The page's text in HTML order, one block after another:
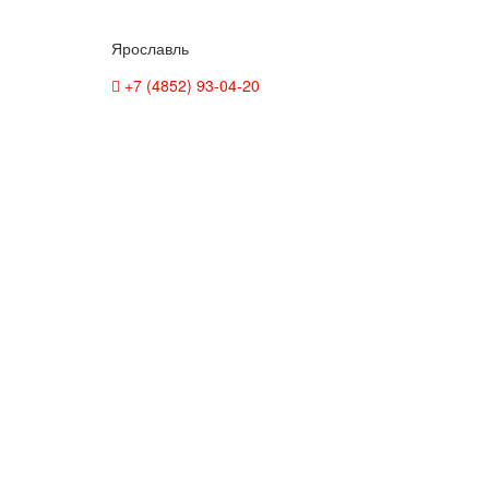
Ярославль
+7 (4852) 93-04-20